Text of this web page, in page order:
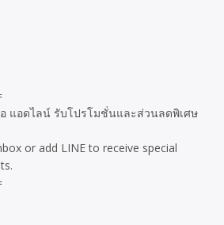
แอดไลน์ รับโปรโมชั่นและส่วนลดพิเศษ
or add LINE to receive special